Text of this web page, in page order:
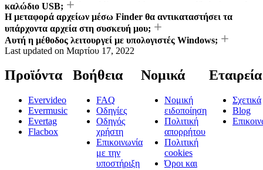
καλώδιο USB;
Η μεταφορά αρχείων μέσω Finder θα αντικαταστήσει τα
υπάρχοντα αρχεία στη συσκευή μου;
Αυτή η μέθοδος λειτουργεί με υπολογιστές Windows;
Last updated on Μαρτίου 17, 2022
Προϊόντα
Evervideo
Evermusic
Evertag
Flacbox
Βοήθεια
FAQ
Οδηγίες
Οδηγός
χρήστη
Επικοινωνία
με την
υποστήριξη
Νομικά
Νομική
ειδοποίηση
Πολιτική
απορρήτου
Πολιτική
cookies
Όροι και
Εταιρεία
Σχετικά
Blog